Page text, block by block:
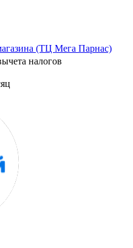
(ТЦ Мега Парнас)
налогов